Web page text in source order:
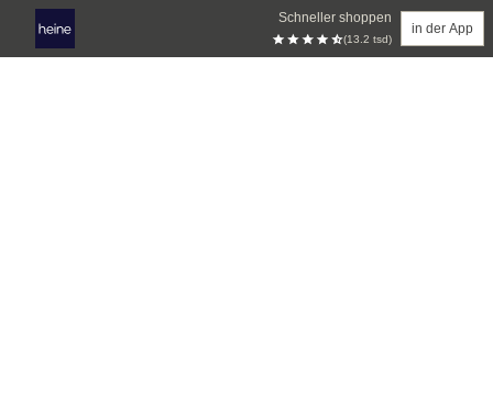
Schneller shoppen
(13.2 tsd)
in der App